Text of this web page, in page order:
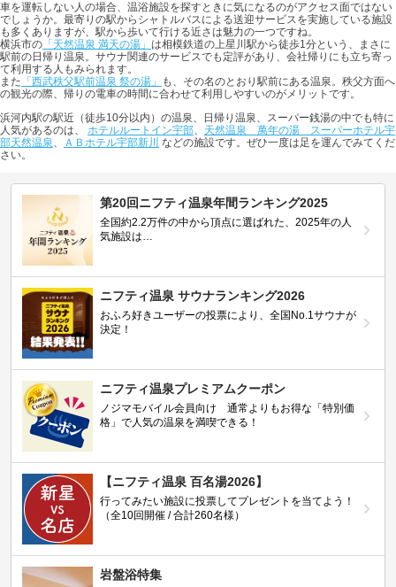
車を運転しない人の場合、温浴施設を探すときに気になるのがアクセス面ではない
でしょうか。最寄りの駅からシャトルバスによる送迎サービスを実施している施設
も多くありますが、駅から歩いて行ける近さは魅力の一つですね。
横浜市の 「天然温泉 満天の湯」 は相模鉄道の上星川駅から徒歩1分という、まさに
駅前の日帰り温泉。サウナ関連のサービスでも定評があり、会社帰りにも立ち寄っ
て利用する人もみられます。
また 「西武秩父駅前温泉 祭の湯」
も、その名のとおり駅前にある温泉。秩父方面へ
の観光の際、帰りの電車の時間に合わせて利用しやすいのがメリットです。
浜河内駅の駅近（徒歩10分以内）の温泉、日帰り温泉、スーパー銭湯の中でも特に
人気があるのは、 ホテルルートイン宇部、 天然温泉 萬年の湯 スーパーホテル宇
部天然温泉、 ＡＢホテル宇部新川 などの施設です。ぜひ一度は足を運んでみてくだ
さい。
第20回ニフティ温泉年間ランキング2025
全国約2.2万件の中から頂点に選ばれた、2025年の人
気施設は…
ニフティ温泉 サウナランキング2026
おふろ好きユーザーの投票により、全国No.1サウナが
決定！
ニフティ温泉プレミアムクーポン
ノジマモバイル会員向け 通常よりもお得な「特別価
格」で人気の温泉を満喫できる！
【ニフティ温泉 百名湯2026】
行ってみたい施設に投票してプレゼントを当てよう！
（全10回開催 / 合計260名様）
岩盤浴特集